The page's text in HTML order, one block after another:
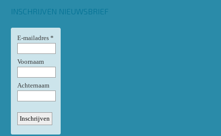
INSCHRIJVEN NIEUWSBRIEF